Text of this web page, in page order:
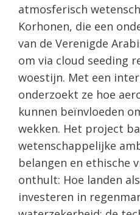
atmosferisch
Korhonen, die een
van de Verenigde
om via cloud seeding
woestijn. Met een
onderzoekt ze hoe
kunnen beïnvloeden
wekken. Het project
wetenschappelijke
belangen en ethische
onthult: Hoe landen
investeren in